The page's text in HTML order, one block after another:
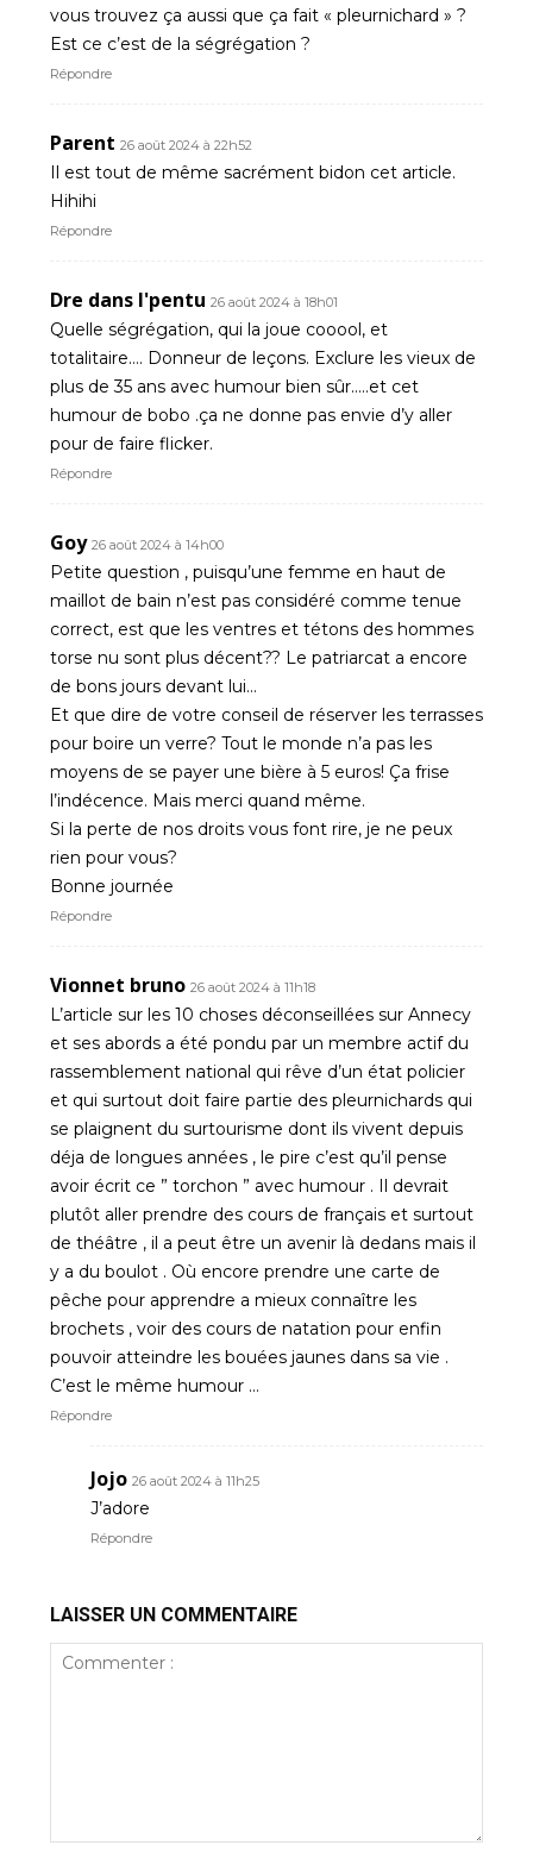
vous trouvez ça aussi que ça fait « pleurnichard » ?
Est ce c’est de la ségrégation ?
Répondre
Parent 26 août 2024 à 22h52
Il est tout de même sacrément bidon cet article.
Hihihi
Répondre
Dre dans l'pentu 26 août 2024 à 18h01
Quelle ségrégation, qui la joue cooool, et
totalitaire…. Donneur de leçons. Exclure les vieux de
plus de 35 ans avec humour bien sûr…..et cet
humour de bobo .ça ne donne pas envie d’y aller
pour de faire flicker.
Répondre
Goy 26 août 2024 à 14h00
Petite question , puisqu’une femme en haut de
maillot de bain n’est pas considéré comme tenue
correct, est que les ventres et tétons des hommes
torse nu sont plus décent?? Le patriarcat a encore
de bons jours devant lui…
Et que dire de votre conseil de réserver les terrasses
pour boire un verre? Tout le monde n’a pas les
moyens de se payer une bière à 5 euros! Ça frise
l’indécence. Mais merci quand même.
Si la perte de nos droits vous font rire, je ne peux
rien pour vous?
Bonne journée
Répondre
Vionnet bruno 26 août 2024 à 11h18
L’article sur les 10 choses déconseillées sur Annecy
et ses abords a été pondu par un membre actif du
rassemblement national qui rêve d’un état policier
et qui surtout doit faire partie des pleurnichards qui
se plaignent du surtourisme dont ils vivent depuis
déja de longues années , le pire c’est qu’il pense
avoir écrit ce ” torchon ” avec humour . Il devrait
plutôt aller prendre des cours de français et surtout
de théâtre , il a peut être un avenir là dedans mais il
y a du boulot . Où encore prendre une carte de
pêche pour apprendre a mieux connaître les
brochets , voir des cours de natation pour enfin
pouvoir atteindre les bouées jaunes dans sa vie .
C’est le même humour …
Répondre
Jojo 26 août 2024 à 11h25
J’adore
Répondre
LAISSER UN COMMENTAIRE